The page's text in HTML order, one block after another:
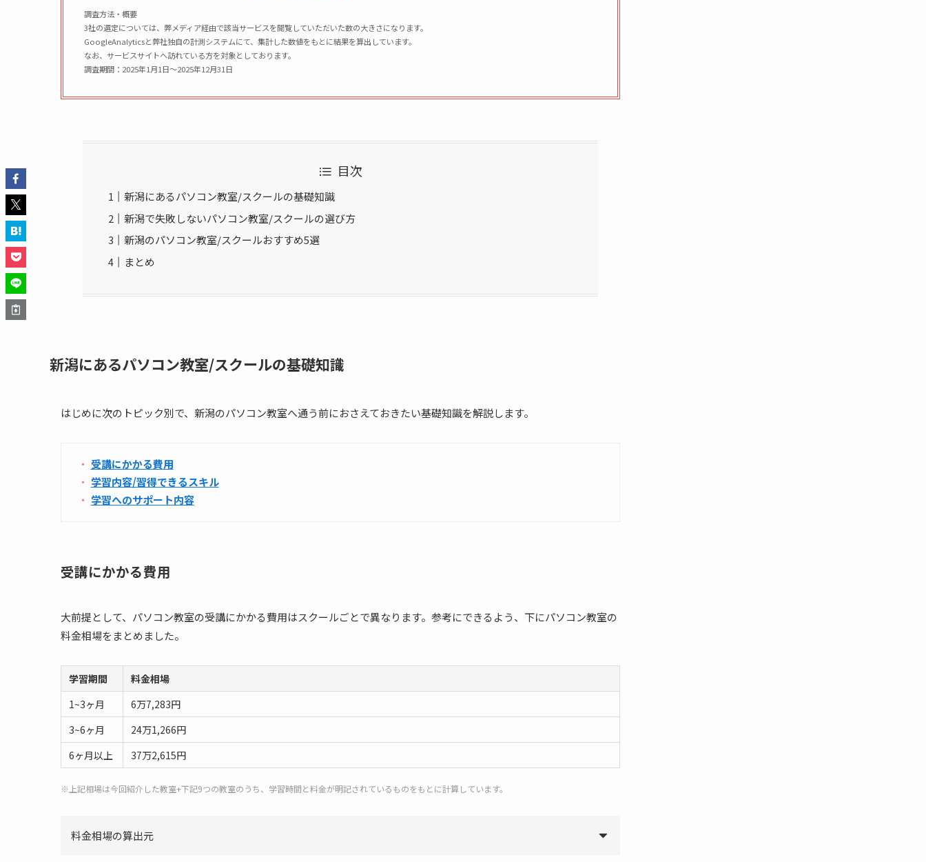
調査方法・概要
3社の選定については、弊メディア経由で該当サービスを閲覧していただいた数の大きさになります。
GoogleAnalyticsと弊社独自の計測システムにて、集計した数値をもとに結果を算出しています。
なお、サービスサイトへ訪れている方を対象としております。
調査期間：2025年1月1日〜2025年12月31日
目次
新潟にあるパソコン教室/スクールの基礎知識
新潟で失敗しないパソコン教室/スクールの選び方
新潟のパソコン教室/スクールおすすめ5選
まとめ
新潟にあるパソコン教室/スクールの基礎知識
はじめに次のトピック別で、新潟のパソコン教室へ通う前におさえておきたい基礎知識を解説します。
受講にかかる費用
学習内容/習得できるスキル
学習へのサポート内容
受講にかかる費用
大前提として、パソコン教室の受講にかかる費用はスクールごとで異なります。参考にできるよう、下にパソコン教室の
料金相場をまとめました。
学習期間
料金相場
1~3ヶ月
6万7,283円
3~6ヶ月
24万1,266円
6ヶ月以上
37万2,615円
※上記相場は今回紹介した教室+下記9つの教室のうち、学習時間と料金が明記されているものをもとに計算しています。
料金相場の算出元